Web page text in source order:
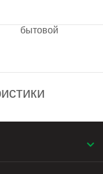
бытовой